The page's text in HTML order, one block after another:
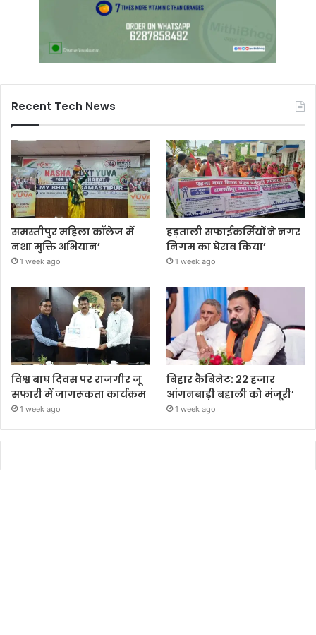
Recent Tech News
समस्तीपुर महिला कॉलेज में
नशा मुक्ति अभियान’
1 week ago
हड़ताली सफाईकर्मियों ने नगर
निगम का घेराव किया’
1 week ago
विश्व बाघ दिवस पर राजगीर जू
सफारी में जागरूकता कार्यक्रम
1 week ago
बिहार कैबिनेट: 22 हजार
आंगनबाड़ी बहाली को मंजूरी’
1 week ago